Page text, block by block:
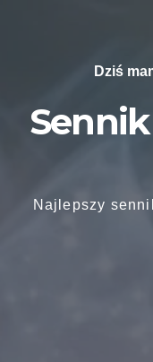
Dziś
Najlepszy